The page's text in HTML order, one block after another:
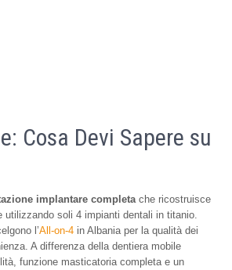
Cosa Devi Sapere su
implantare completa che ricostruisce
utilizzando soli 4 impianti dentali in titanio.
l’All-on-4 in Albania per la qualità dei
A differenza della dentiera mobile
funzione masticatoria completa e un